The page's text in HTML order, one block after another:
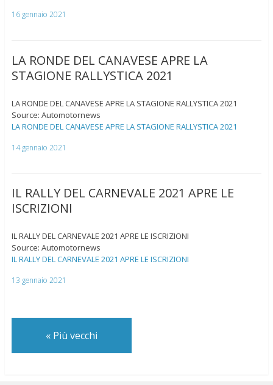
16 gennaio 2021
LA RONDE DEL CANAVESE APRE LA
STAGIONE RALLYSTICA 2021
LA RONDE DEL CANAVESE APRE LA STAGIONE RALLYSTICA 2021
Source: Automotornews
LA RONDE DEL CANAVESE APRE LA STAGIONE RALLYSTICA 2021
14 gennaio 2021
IL RALLY DEL CARNEVALE 2021 APRE LE
ISCRIZIONI
IL RALLY DEL CARNEVALE 2021 APRE LE ISCRIZIONI
Source: Automotornews
IL RALLY DEL CARNEVALE 2021 APRE LE ISCRIZIONI
13 gennaio 2021
«Più vecchi